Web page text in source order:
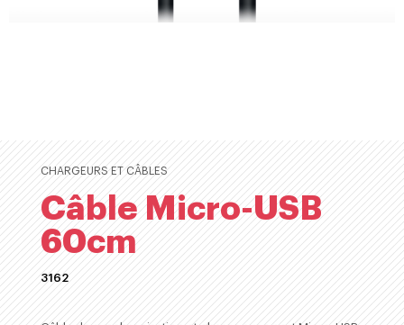
CHARGEURS ET CÂBLES
Câble Micro-USB
60cm
3162